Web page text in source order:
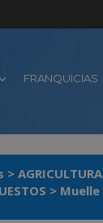
FRANQUICIAS
>
>